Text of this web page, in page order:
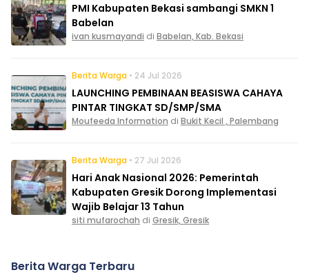
PMI Kabupaten Bekasi sambangi SMKN 1
Babelan
ivan kusmayandi di Babelan, Kab. Bekasi
Berita Warga • 24 Jul 2026
LAUNCHING PEMBINAAN BEASISWA CAHAYA
PINTAR TINGKAT SD/SMP/SMA
Moufeeda Information di Bukit Kecil , Palembang
Berita Warga • 27 Jul 2026
Hari Anak Nasional 2026: Pemerintah
Kabupaten Gresik Dorong Implementasi
Wajib Belajar 13 Tahun
siti mufarochah di Gresik, Gresik
Berita Warga Terbaru